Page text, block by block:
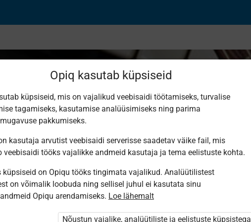
ole Opiqusse sisse logitud.
paketi
Opiq kasutab küpsiseid
küpsiseid, mis on vajalikud veebisaidi töötamiseks, turvalise
tagamiseks, kasutamise analüüsimiseks ning parima
pakkumiseks.
kasutaja arvutist veebisaidi serverisse saadetav väike fail, mis
veebisaidi tööks vajalikke andmeid kasutaja ja tema eelistuste kohta.
küpsiseid on Opiqu tööks tingimata vajalikud. Analüütilistest
on võimalik loobuda ning sellisel juhul ei kasutata sinu
Opiqu arendamiseks. Loe lähemalt
Nõustun vajalike, analüütiliste ja eelistuste küpsistega